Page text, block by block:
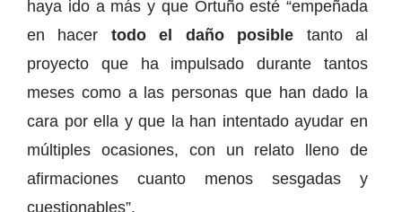
haya ido a más y que Ortuño esté “empeñada
en hacer todo el daño posible tanto al
proyecto que ha impulsado durante tantos
meses como a las personas que han dado la
cara por ella y que la han intentado ayudar en
múltiples ocasiones, con un relato lleno de
afirmaciones cuanto menos sesgadas y
cuestionables”.